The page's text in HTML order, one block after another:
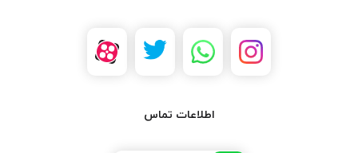
اطلاعات تماس